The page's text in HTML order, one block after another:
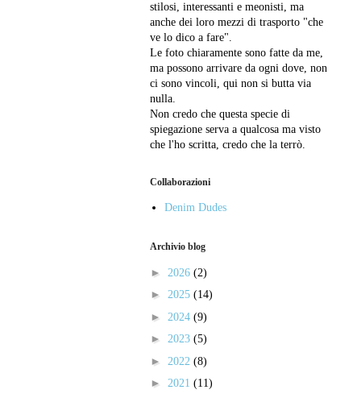
stilosi, interessanti e meonisti, ma
anche dei loro mezzi di trasporto "che
ve lo dico a fare".
Le foto chiaramente sono fatte da me,
ma possono arrivare da ogni dove, non
ci sono vincoli, qui non si butta via
nulla.
Non credo che questa specie di
spiegazione serva a qualcosa ma visto
che l'ho scritta, credo che la terrò.
Collaborazioni
Denim Dudes
Archivio blog
► 2026 (2)
► 2025 (14)
► 2024 (9)
► 2023 (5)
► 2022 (8)
► 2021 (11)